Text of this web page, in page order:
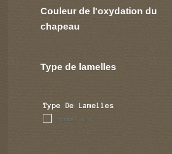
Couleur de l'oxydation du
chapeau
Type de lamelles
Type De Lamelles
normal (1)